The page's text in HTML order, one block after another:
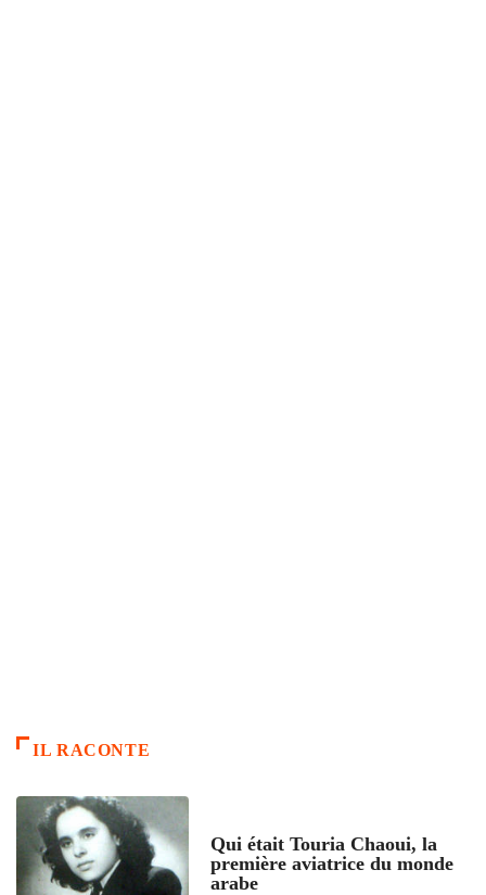
IL RACONTE
Qui était Touria Chaoui, la
première aviatrice du monde
arabe